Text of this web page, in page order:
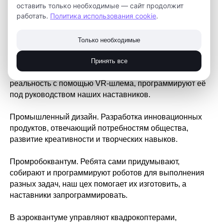
микроскоп.
помощью новейших навигационных технологий,
разработка своих собственных.
VR\AR. Здесь школьники изучают виртуальную
реальность с помощью VR-шлема, программируют её
под руководством наших наставников.
Промышленный дизайн. Разработка инновационных
продуктов, отвечающий потребностям общества,
развитие креативности и творческих навыков.
Промробоквантум. Ребята сами придумывают,
собирают и программируют роботов для выполнения
разных задач, наш цех помогает их изготовить, а
наставники запрограммировать.
В аэроквантуме управляют квадрокоптерами,
оставить только необходимые — сайт продолжит
работать. Политика использования cookie.
Только необходимые
Принять все